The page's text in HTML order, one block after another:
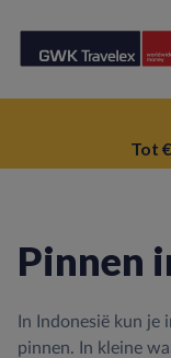
Tot
Pinnen
In Indonesië kun je
pinnen. In kleine